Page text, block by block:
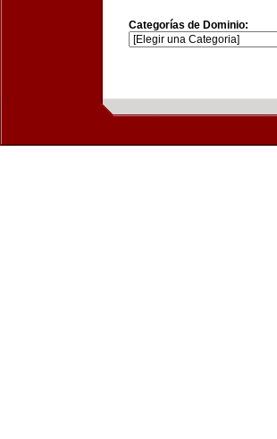
Categorías de Dominio: